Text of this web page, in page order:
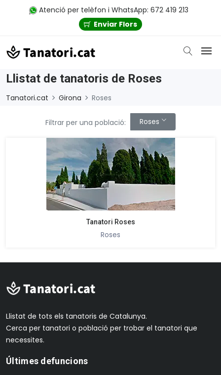
Atenció per telèfon i WhatsApp: 672 419 213
Enviar Flors
Llistat de tanatoris de Roses
Tanatori.cat Girona Roses
Filtrar per una població: Roses
Tanatori Roses
Roses
Llistat de tots els tanatoris de Catalunya.
Cerca per tanatori o població per trobar el tanatori que
necessites.
Últimes defuncions